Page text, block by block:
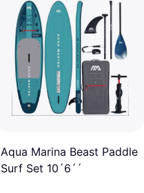
Aqua Marina Beast Paddle
Surf Set 10´6´´